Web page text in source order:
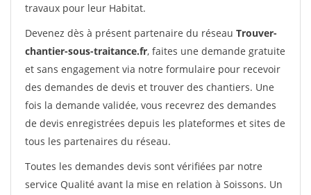
travaux pour leur Habitat.
Devenez dès à présent partenaire du réseau Trouver-
chantier-sous-traitance.fr, faites une demande gratuite
et sans engagement via notre formulaire pour recevoir
des demandes de devis et trouver des chantiers. Une
fois la demande validée, vous recevrez des demandes
de devis enregistrées depuis les plateformes et sites de
tous les partenaires du réseau.
Toutes les demandes devis sont vérifiées par notre
service Qualité avant la mise en relation à Soissons. Un